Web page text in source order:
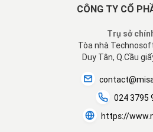
CÔNG TY CỔ
Trụ sở
Tòa nhà
Duy Tân, Q.Cầu
024 3795
https://